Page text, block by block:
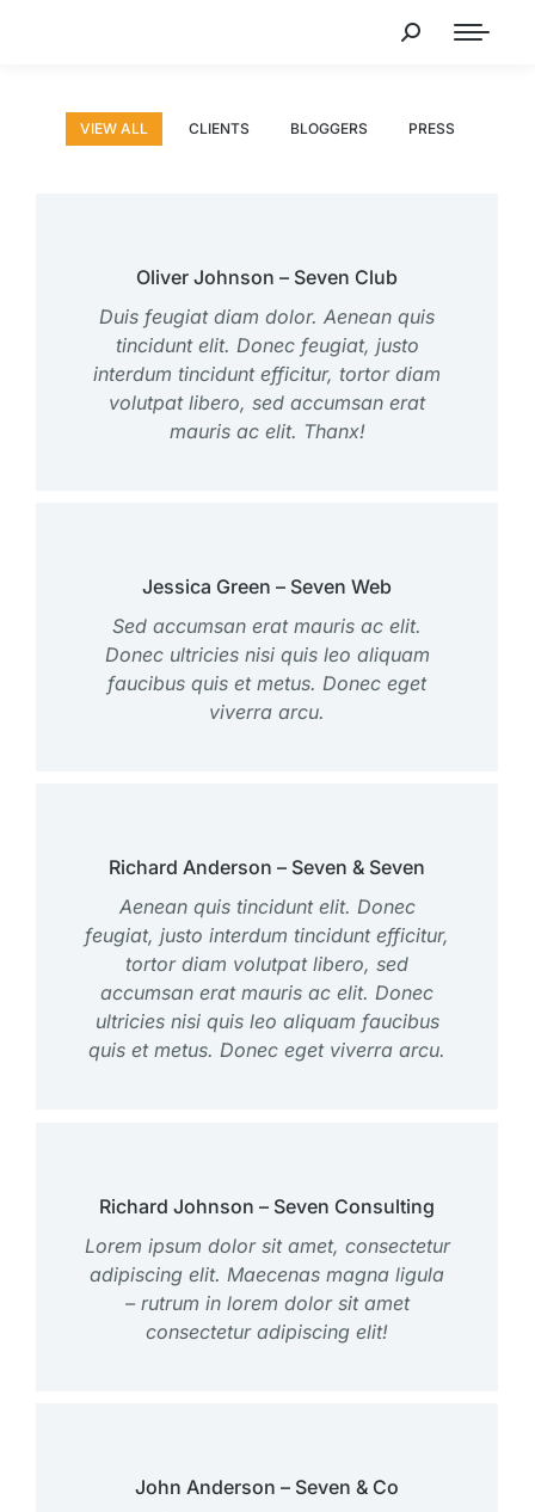
VIEW ALL CLIENTS BLOGGERS PRESS
Oliver Johnson – Seven Club
Duis feugiat diam dolor. Aenean quis
tincidunt elit. Donec feugiat, justo
interdum tincidunt efficitur, tortor diam
volutpat libero, sed accumsan erat
mauris ac elit. Thanx!
Jessica Green – Seven Web
Sed accumsan erat mauris ac elit.
Donec ultricies nisi quis leo aliquam
faucibus quis et metus. Donec eget
viverra arcu.
Richard Anderson – Seven & Seven
Aenean quis tincidunt elit. Donec
feugiat, justo interdum tincidunt efficitur,
tortor diam volutpat libero, sed
accumsan erat mauris ac elit. Donec
ultricies nisi quis leo aliquam faucibus
quis et metus. Donec eget viverra arcu.
Richard Johnson – Seven Consulting
Lorem ipsum dolor sit amet, consectetur
adipiscing elit. Maecenas magna ligula
– rutrum in lorem dolor sit amet
consectetur adipiscing elit!
John Anderson – Seven & Co